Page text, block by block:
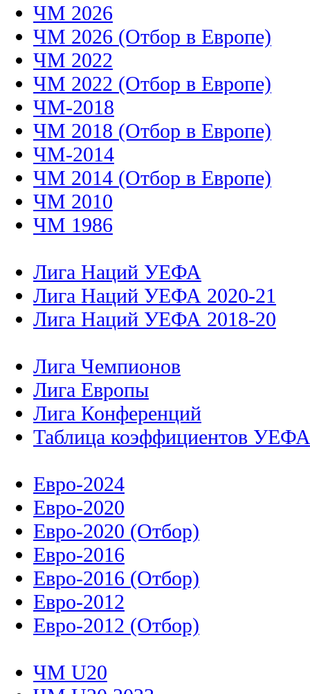
ЧМ 2026
ЧМ 2026 (Отбор в Европе)
ЧМ 2022
ЧМ 2022 (Отбор в Европе)
ЧМ-2018
ЧМ 2018 (Отбор в Европе)
ЧМ-2014
ЧМ 2014 (Отбор в Европе)
ЧМ 2010
ЧМ 1986
Лига Наций УЕФА
Лига Наций УЕФА 2020-21
Лига Наций УЕФА 2018-20
Лига Чемпионов
Лига Европы
Лига Конференций
Таблица коэффициентов УЕФА
Евро-2024
Евро-2020
Евро-2020 (Отбор)
Евро-2016
Евро-2016 (Отбор)
Евро-2012
Евро-2012 (Отбор)
ЧМ U20